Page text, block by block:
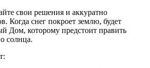
свои решения и аккуратно
Когда снег покроет землю, будет
Дом, которому предстоит править
солнца.